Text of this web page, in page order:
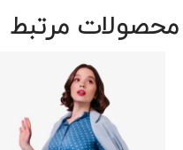
محصولات مرتبط